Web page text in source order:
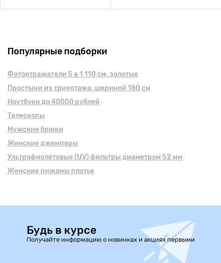
Популярные подборки
Фотоотражатели 5 в 1 110 см, золотые
Простыни из трикотажа, шириной 180 см
Ноутбуки до 40000 рублей
Телескопы
Мужские брюки
Женские джемперы
Ультрафиолетовые (UV) фильтры диаметром 52 мм
Женские пижамы платье
Будь в курсе
Получайте информацию о новинках и акциях первыми